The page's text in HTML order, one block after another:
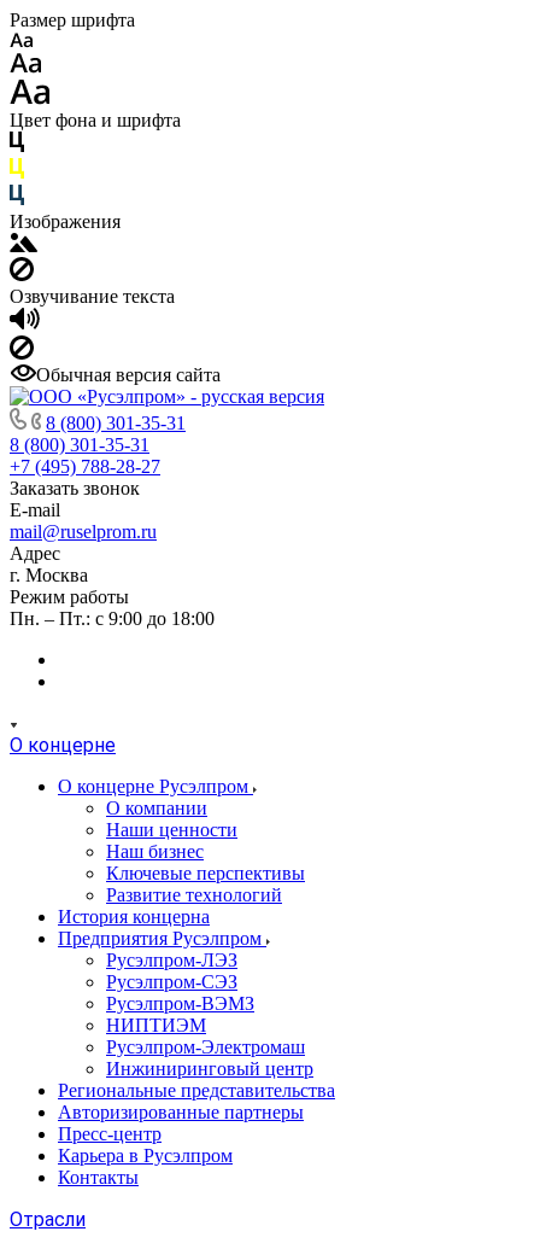
Размер шрифта
Цвет фона и шрифта
Изображения
Озвучивание текста
Обычная версия сайта
8 (800) 301-35-31
8 (800) 301-35-31
+7 (495) 788-28-27
Заказать звонок
E-mail
mail@ruselprom.ru
Адрес
г. Москва
Режим работы
Пн. – Пт.: с 9:00 до 18:00
О концерне
О концерне Русэлпром
О компании
Наши ценности
Наш бизнес
Ключевые перспективы
Развитие технологий
История концерна
Предприятия Русэлпром
Русэлпром-ЛЭЗ
Русэлпром-СЭЗ
Русэлпром-ВЭМЗ
НИПТИЭМ
Русэлпром-Электромаш
Инжиниринговый центр
Региональные представительства
Авторизированные партнеры
Пресс-центр
Карьера в Русэлпром
Контакты
Отрасли